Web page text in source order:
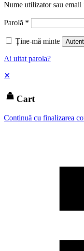
Nume utilizator sau email
Parolă *
Ține-mă minte
Ai uitat parola?
✕
Cart
Continuă cu finalizarea